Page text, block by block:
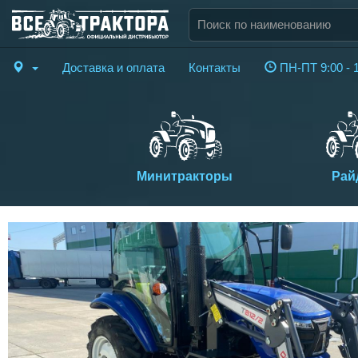
Доставка и оплата Контакты ПН-ПТ 9:00 -
Минитракторы
Previous